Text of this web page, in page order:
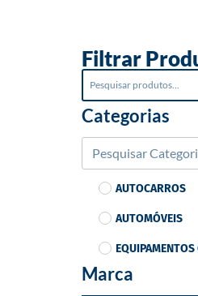
Filtrar
Categorias
AUTOCARROS
AUTOMÓVEIS
Marca